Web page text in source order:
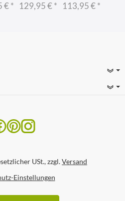
€* 129,95 €* 113,95 €*
USt., zzgl.Versand
Einstellungen